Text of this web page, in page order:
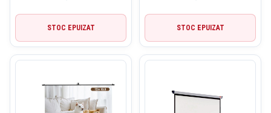
STOC EPUIZAT STOC EPUIZAT